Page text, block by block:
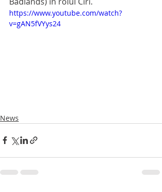
https://www.youtube.com/watch?
v=gAN5fVYys24
News